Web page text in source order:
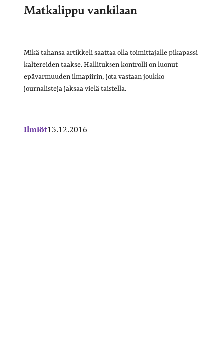
Matkalippu vankilaan
Mikä tahansa artikkeli saattaa olla toimittajalle pikapassi
kaltereiden taakse. Hallituksen kontrolli on luonut
epävarmuuden ilmapiirin, jota vastaan joukko
journalisteja jaksaa vielä taistella.
Ilmiöt13.12.2016